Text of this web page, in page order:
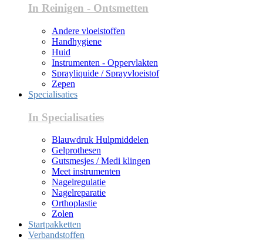
In Reinigen - Ontsmetten
Andere vloeistoffen
Handhygiene
Huid
Instrumenten - Oppervlakten
Sprayliquide / Sprayvloeistof
Zepen
Specialisaties
In Specialisaties
Blauwdruk Hulpmiddelen
Gelprothesen
Gutsmesjes / Medi klingen
Meet instrumenten
Nagelregulatie
Nagelreparatie
Orthoplastie
Zolen
Startpakketten
Verbandstoffen